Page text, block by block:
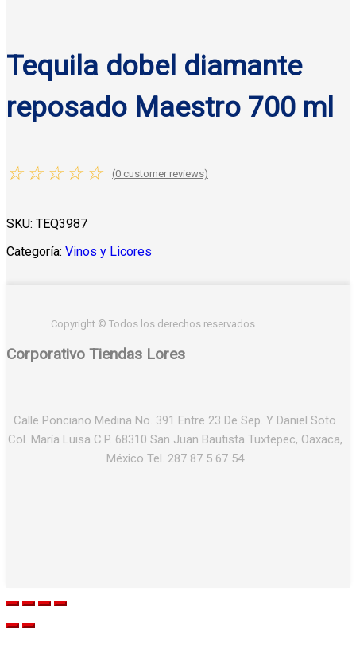
Tequila dobel diamante
reposado Maestro 700 ml
☆ ☆ ☆ ☆ ☆ (0 customer reviews)
SKU: TEQ3987
Categoría: Vinos y Licores
Copyright © Todos los derechos reservados
Corporativo Tiendas Lores
Calle Ponciano Medina No. 391 Entre 23 De Sep. Y Daniel Soto
Col. María Luisa C.P. 68310 San Juan Bautista Tuxtepec, Oaxaca,
México Tel. 287 87 5 67 54